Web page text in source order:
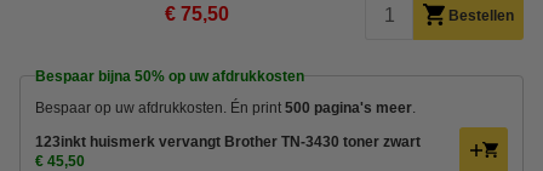
€ 75,50 Bestellen
Bespaar bijna 50% op uw afdrukkosten
Bespaar op uw afdrukkosten. Én print 500 pagina's meer
123inkt huismerk vervangt Brother TN-3430 toner zwart
€ 45,50